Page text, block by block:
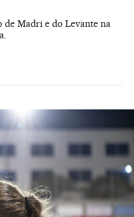
de Madri e do Levante na